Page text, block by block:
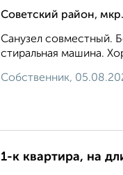
Советский район,
Санузел совместный.
стиральная машина.
Собственник,
1-к квартира, на